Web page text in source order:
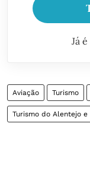
Já
Aviação Turismo
Turismo do Alentejo e